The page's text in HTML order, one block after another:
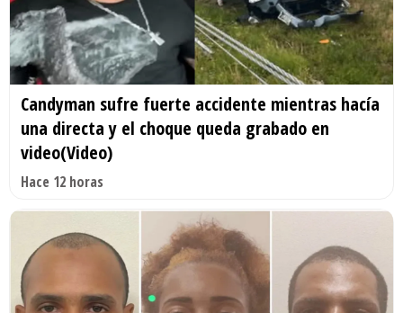
Candyman sufre fuerte accidente mientras hacía
una directa y el choque queda grabado en
video(Video)
Hace 12 horas